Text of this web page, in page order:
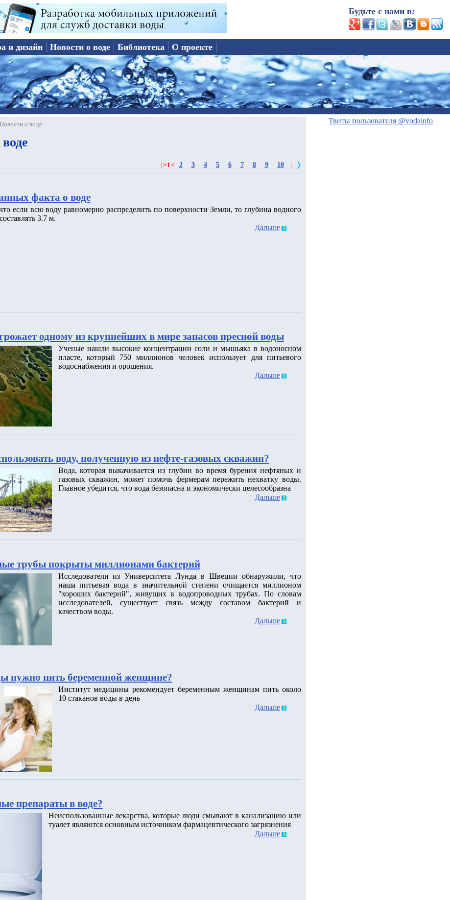
Будьте с нами в:
и дизайн Новости о воде Библиотека О проекте
Новости о воде
>1< 2 3 4 5 6 7 8 9 10
факта о воде
если всю воду равномерно распределить по поверхности Земли, то глубина водного
3.7 м.
Дальше
одному из крупнейших в мире запасов пресной воды
Ученые нашли высокие концентрации соли и мышьяка в водоносном
пласте, который 750 миллионов человек использует для питьевого
водоснабжения и орошения.
Дальше
воду, полученную из нефте-газовых скважин?
Вода, которая выкачивается из глубин во время бурения нефтяных и
газовых скважин, может помочь фермерам пережить нехватку воды.
Главное убедится, что вода безопасна и экономически целесообразна
Дальше
трубы покрыты миллионами бактерий
Исследователи из Университета Лунда в Швеции обнаружили, что
наша питьевая вода в значительной степени очищается миллионом
"хороших бактерий", живущих в водопроводных трубах. По словам
исследователей, существует связь между составом бактерий и
качеством воды.
Дальше
нужно пить беременной женщине?
Институт медицины рекомендует беременным женщинам пить около
10 стаканов воды в день
Дальше
препараты в воде?
Неиспользованные лекарства, которые люди смывают в канализацию или
туалет являются основным источником фармацевтического загрязнения
Дальше
Твиты пользователя @vodainfo